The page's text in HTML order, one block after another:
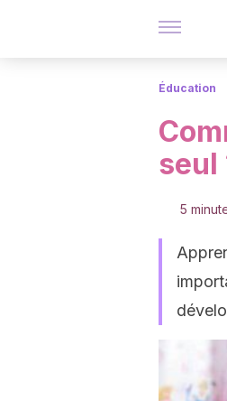
Éducation
seul
5